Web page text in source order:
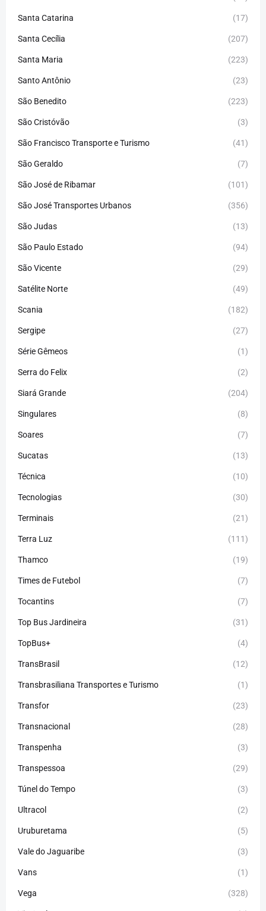
Santa Catarina (17)
Santa Cecília (207)
Santa Maria (223)
Santo Antônio (23)
São Benedito (223)
São Cristóvão (3)
São Francisco Transporte e Turismo (41)
São Geraldo (7)
São José de Ribamar (101)
São José Transportes Urbanos (356)
São Judas (13)
São Paulo Estado (94)
São Vicente (29)
Satélite Norte (49)
Scania (182)
Sergipe (27)
Série Gêmeos (1)
Serra do Felix (2)
Siará Grande (204)
Singulares (8)
Soares (7)
Sucatas (13)
Técnica (10)
Tecnologias (30)
Terminais (21)
Terra Luz (111)
Thamco (19)
Times de Futebol (7)
Tocantins (7)
Top Bus Jardineira (31)
TopBus+ (4)
TransBrasil (12)
Transbrasiliana Transportes e Turismo (1)
Transfor (23)
Transnacional (28)
Transpenha (3)
Transpessoa (29)
Túnel do Tempo (3)
Ultracol (2)
Uruburetama (5)
Vale do Jaguaribe (3)
Vans (1)
Vega (328)